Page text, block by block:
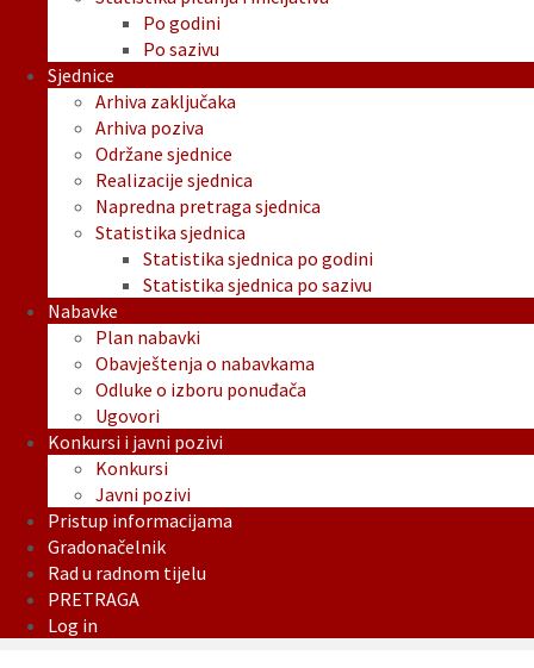
Po godini
Po sazivu
Sjednice
Arhiva zaključaka
Arhiva poziva
Održane sjednice
Realizacije sjednica
Napredna pretraga sjednica
Statistika sjednica
Statistika sjednica po godini
Statistika sjednica po sazivu
Nabavke
Plan nabavki
Obavještenja o nabavkama
Odluke o izboru ponuđača
Ugovori
Konkursi i javni pozivi
Konkursi
Javni pozivi
Pristup informacijama
Gradonačelnik
Rad u radnom tijelu
PRETRAGA
Log in